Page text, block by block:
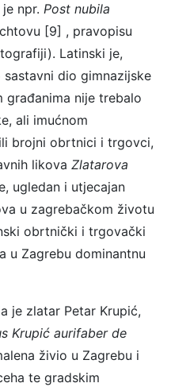
npr. Post nubila
[9] , pravopisu
Latinski je,
sastavni dio gimnazijske
građanima nije trebalo
ali imućnom
brojni obrtnici i trgovci,
likova Zlatarova
ugledan i utjecajan
u zagrebačkom životu
obrtnički i trgovački
u Zagrebu dominantnu
je zlatar Petar Krupić,
Krupić aurifaber de
živio u Zagrebu i
te gradskim